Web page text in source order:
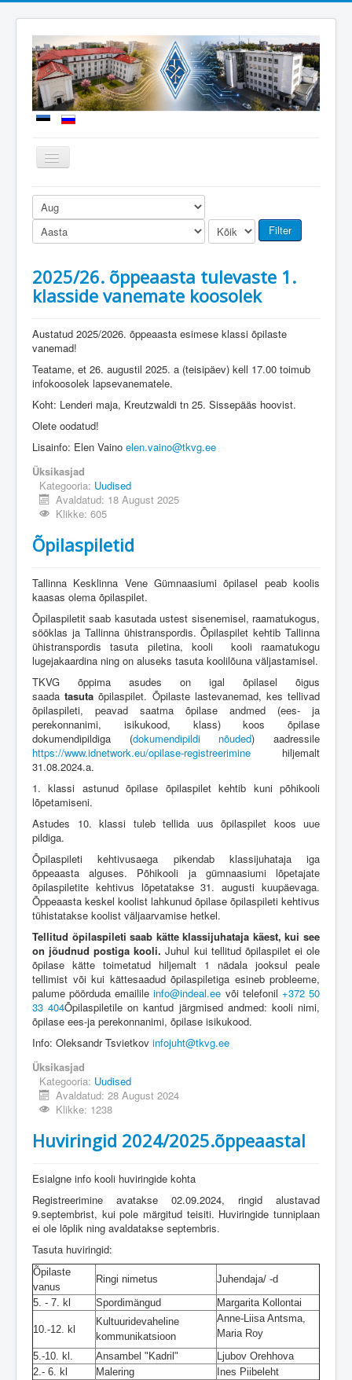
Näita/Peida
menüüd
Uudised
Meie kool
Õppetöö
Koolielu
Dokumendid
Üldinfo
Kontakt
Login
Filter
2025/26. õppeaasta tulevaste 1.
klasside vanemate koosolek
Austatud 2025/2026. õppeaasta esimese klassi õpilaste
vanemad!
Teatame, et 26. augustil 2025. a (teisipäev) kell 17.00 toimub
infokoosolek lapsevanematele.
Koht: Lenderi maja, Kreutzwaldi tn 25. Sissepääs hoovist.
Olete oodatud!
Lisainfo: Elen Vaino elen.vaino@tkvg.ee
Üksikasjad
Kategooria: Uudised
Avaldatud: 18 August 2025
Klikke: 605
Õpilaspiletid
Tallinna Kesklinna Vene Gümnaasiumi õpilasel peab koolis
kaasas olema õpilaspilet.
Õpilaspiletit saab kasutada ustest sisenemisel, raamatukogus,
sööklas ja Tallinna ühistranspordis. Õpilaspilet kehtib Tallinna
ühistranspordis tasuta piletina, kooli kooli raamatukogu
lugejakaardina ning on aluseks tasuta koolilõuna väljastamisel.
TKVG õppima asudes on igal õpilasel õigus
saadatasutaõpilaspilet. Õpilaste lastevanemad, kes tellivad
õpilaspileti, peavad saatma õpilase andmed (ees- ja
perekonnanimi, isikukood, klass) koos õpilase
dokumendipildiga (dokumendipildi nõuded) aadressile
https://www.idnetwork.eu/opilase-registreerimine hiljemalt
31.08.2024.a.
1. klassi astunud õpilase õpilaspilet kehtib kuni põhikooli
lõpetamiseni.
Astudes 10. klassi tuleb tellida uus õpilaspilet koos uue
pildiga.
Õpilaspileti kehtivusaega pikendab klassijuhataja iga
õppeaasta alguses. Põhikooli ja gümnaasiumi lõpetajate
õpilaspiletite kehtivus lõpetatakse 31. augusti kuupäevaga.
Õppeaasta keskel koolist lahkunud õpilase õpilaspileti kehtivus
tühistatakse koolist väljaarvamise hetkel.
Tellitud õpilaspileti saab kätte klassijuhataja käest, kui see
on jõudnud postiga kooli. Juhul kui tellitud õpilaspilet ei ole
õpilase kätte toimetatud hiljemalt 1 nädala jooksul peale
tellimist või kui kättesaadud õpilaspiletiga esineb probleeme,
palume pöörduda emailileinfo@indeal.ee või telefonil +372 50
33 404Õpilaspiletile on kantud järgmised andmed: kooli nimi,
õpilase ees-ja perekonnanimi, õpilase isikukood.
Info: Oleksandr Tsvietkov infojuht@tkvg.ee
Üksikasjad
Kategooria: Uudised
Avaldatud: 28 August 2024
Klikke: 1238
Huviringid 2024/2025.õppeaastal
Esialgne info kooli huviringide kohta
Registreerimine avatakse 02.09.2024, ringid alustavad
9.septembrist, kui pole märgitud teisiti. Huviringide tunniplaan
ei ole lõplik ning avaldatakse septembris.
Tasuta huviringid:
Õpilaste
vanus
Ringi nimetus
Juhendaja/ -d
5. - 7. kl
Spordimängud Margarita Kollontai
10.-12. kl
Kultuuridevaheline
kommunikatsioon
Anne-Liisa Antsma,
Maria Roy
5.-10. kl.
Ansambel "Kadril"
Ljubov Orehhova
2.- 6. kl
Malering
Ines Piibeleht